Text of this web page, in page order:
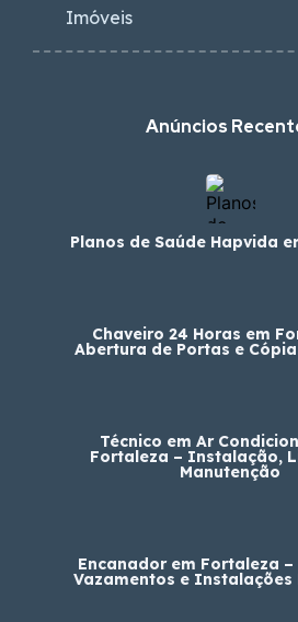
Imóveis
Anúncios
Planos de Saúde Hapvida
Chaveiro 24 Horas em
Abertura de Portas e
Técnico em Ar
Fortaleza – Instalação,
Manutenção
Encanador em Fortaleza
Vazamentos e Instalações